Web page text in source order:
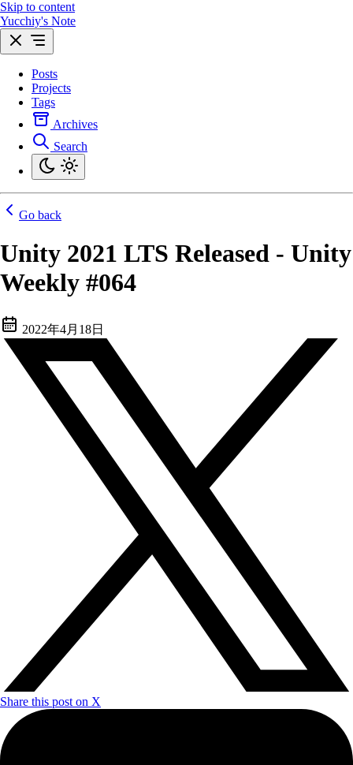
Skip to content
Yucchiy's Note
Posts
Projects
Tags
Archives
Search
Go back
Unity 2021 LTS Released - Unity
Weekly #064
2022年4月18日
Share this post on X